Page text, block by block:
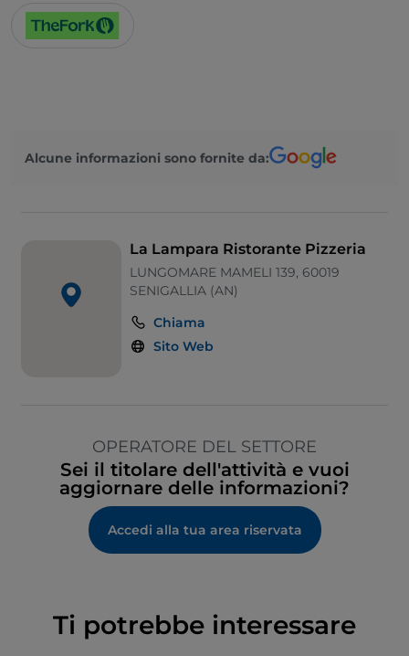
Bancomat
Alcune informazioni sono fornite da:
La Lampara Ristorante Pizzeria
LUNGOMARE MAMELI 139, 60019
SENIGALLIA (AN)
Chiama
Sito Web
OPERATORE DEL SETTORE
Sei il titolare dell'attività e vuoi
aggiornare delle informazioni?
Accedi alla tua area riservata
Ti potrebbe interessare